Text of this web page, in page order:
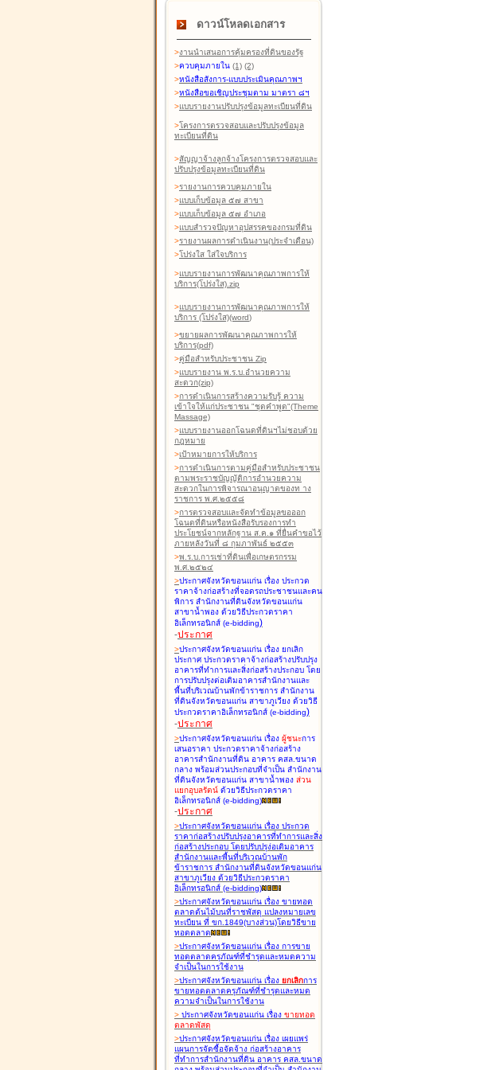
ดาวน์โหลดเอกสาร
>งานนำเสนอการคุ้มครองที่ดินของรัฐ
>ควบคุมภายใน (1) (2)
>หนังสือสังการ-แบบประเมินคุณภาพฯ
>หนังสือขอเชิญประชุมตาม มาตรา ๘ฯ
>แบบรายงานปรับปรุงข้อมูลทะเบียนที่ดิน
>โครงการตรวจสอบและปรับปรุงข้อมูล
ทะเบียนที่ดิน
>สัญญาจ้างลูกจ้างโครงการตรวจสอบและ
ปรับปรุงข้อมูลทะเบียนที่ดิน
>รายงานการควบคุมภายใน
>แบบเก็บข้อมูล ๕๗ สาขา
>แบบเก็บข้อมูล ๕๗ อำเภอ
>แบบสำรวจปัญหาอุปสรรคของกรมที่ดิน
>รายงานผลการดำเนินงาน(ประจำเดือน)
>โปร่งใส ใส่ใจบริการ
>แบบรายงานการพัฒนาคุณภาพการให้
บริการ(โปร่งใส).zip
>แบบรายงานการพัฒนาคุณภาพการให้
บริการ (โปร่งใส)(word)
>ขยายผลการพัฒนาคุณภาพการให้
บริการ(pdf)
>คู่มือสำหรับประชาชน Zip
>แบบรายงาน พ.ร.บ.อำนวยความ
สะดวก(zip)
>การดำเนินการสร้างความรับรู้ ความ
เข้าใจให้แก่ประชาชน "ชุดคำพูด"(Theme
Massage)
>แบบรายงานออกโฉนดที่ดินฯไม่ชอบด้วย
กฎหมาย
>เป้าหมายการให้บริการ
>การดำเนินการตามคู่มือสำหรับประชาชน
ตามพระราชบัญญัติการอำนวยความ
สะดวกในการพิจารณาอนุญาตของท าง
ราชการ พ.ศ.๒๕๕๘
>การตรวจสอบและจัดทำข้อมูลขอออก
โฉนดที่ดินหรือหนังสือรับรองการทำ
ประโยชน์จากหลักฐาน ส.ค.๑ ที่ยื่นคำขอไว้
ภายหลังวันที่ ๘ กุมภาพันธ์ ๒๕๕๓
>พ.ร.บ.การเช่าที่ดินเพื่อเกษตรกรรม
พ.ศ.๒๕๒๔
>ประกาศจังหวัดขอนแก่น เรื่อง ประกวด
ราคาจ้างก่อสร้างที่จอดรถประชาชนและคน
พิการ สำนักงานที่ดินจังหวัดขอนแก่น
สาขาน้ำพอง ด้วยวิธีประกวดราคา
อิเล็กทรอนิกส์ (e-bidding)
-ประกาศ
>ประกาศจังหวัดขอนแก่น เรื่อง ยกเลิก
ประกาศ ประกวดราคาจ้างก่อสร้างปรับปรุง
อาคารที่ทำการและสิ่งก่อสร้างประกอบ โดย
การปรับปรุงต่อเติมอาคารสำนักงานและ
พื้นที่บริเวณบ้านพักข้าราชการ สำนักงาน
ที่ดินจังหวัดขอนแก่น สาขาภูเวียง ด้วยวิธี
ประกวดราคาอิเล็กทรอนิกส์ (e-bidding)
-ประกาศ
>ประกาศจังหวัดขอนแก่น เรื่อง ผู้ชนะการ
เสนอราคา ประกวดราคาจ้างก่อสร้าง
อาคารสำนักงานที่ดิน อาคาร คสล.ขนาด
กลาง พร้อมส่วนประกอบที่จำเป็น สำนักงาน
ที่ดินจังหวัดขอนแก่น สาขาน้ำพอง ส่วน
แยกอุบลรัตน์ ด้วยวิธีประกวดราคา
อิเล็กทรอนิกส์ (e-bidding)
-ประกาศ
>ประกาศจังหวัดขอนแก่น เรื่อง ประกวด
ราคาก่อสร้างปรับปรุงอาคารที่ทำการและสิ่ง
ก่อสร้างประกอบ โดยปรับปรุง่อเติมอาคาร
สำนักงานและพื้นที่บริเวณบ้านพัก
ข้าราชการ สำนักงานที่ดินจังหวัดขอนแก่น
สาขาภูเวียง ด้วยวิธีประกวดราคา
อิเล็กทรอนิกส์ (e-bidding)
>ประกาศจังหวัดขอนแก่น เรื่อง ขายทอด
ตลาดต้นไม้บนที่ราชพัสดุ แปลงหมายเลข
ทะเบียน ที่ ขก.1849(บางส่วน)โดยวิธีขาย
ทอดตลาด
>ประกาศจังหวัดขอนแก่น เรื่อง การขาย
ทอดตลาดครุภัณฑ์ที่ชำรุดและหมดความ
จำเป็นในการใช้งาน
>ประกาศจังหวัดขอนแก่น เรื่อง ยกเลิกการ
ขายทอดตลาดครุภัณฑ์ที่ชำรุดและหมด
ความจำเป็นในการใช้งาน
> ประกาศจังหวัดขอนแก่น เรื่อง ขายทอด
ตลาดพัสดุ
>ประกาศจังหวัดขอนแก่น เรื่อง เผยแพร่
แผนการจัดซื้อจัดจ้าง ก่อสร้างอาคาร
ที่ทำการสำนักงานที่ดิน อาคาร คสล.ขนาด